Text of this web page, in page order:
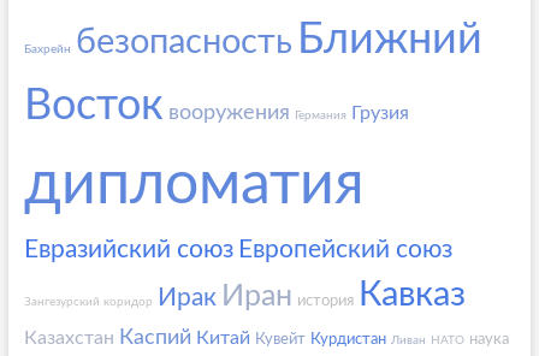
Бахрейн безопасность Ближний
Восток вооружения Германия Грузия
дипломатия
Евразийский союз Европейский союз
Зангезурский коридор Ирак Иран история Кавказ
Казахстан Каспий Китай Кувейт Курдистан Ливан НАТО наука